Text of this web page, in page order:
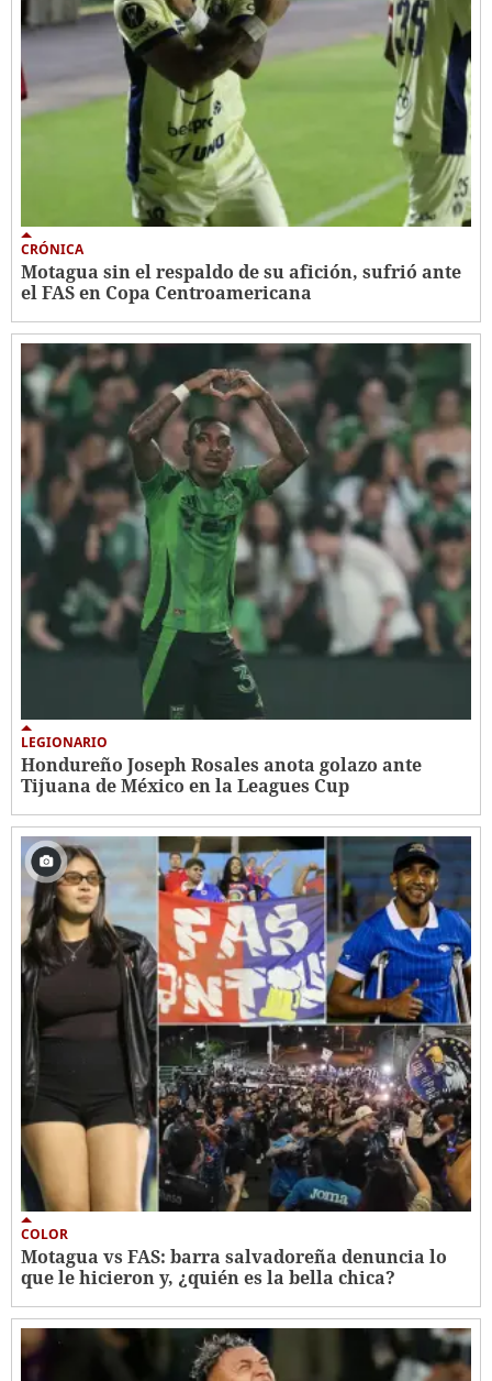
CRÓNICA
Motagua sin el respaldo de su afición, sufrió ante
el FAS en Copa Centroamericana
LEGIONARIO
Hondureño Joseph Rosales anota golazo ante
Tijuana de México en la Leagues Cup
COLOR
Motagua vs FAS: barra salvadoreña denuncia lo
que le hicieron y, ¿quién es la bella chica?